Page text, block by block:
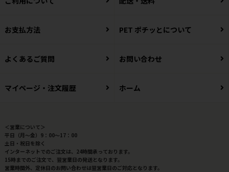
お支払方法 PET ポチッとについて
よくあるご質問 お問い合わせ
マイページ・注文履歴 ホーム
＜営業について＞
平日（月～金）9：00～17：00
土日・祝日を除く
インターネットでのご注文は、24時間承っております。
15時までのご注文で、翌営業日の発送となります。
営業時間外、定休日のお問い合わせは翌営業日のご対応となります。